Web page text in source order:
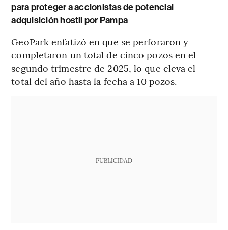
para proteger a accionistas de potencial
adquisición hostil por Pampa
GeoPark enfatizó en que se perforaron y
completaron un total de cinco pozos en el
segundo trimestre de 2025, lo que eleva el
total del año hasta la fecha a 10 pozos.
PUBLICIDAD